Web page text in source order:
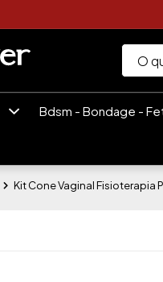
Bdsm - Bondage -
Kit Cone Vaginal Fisioterapia